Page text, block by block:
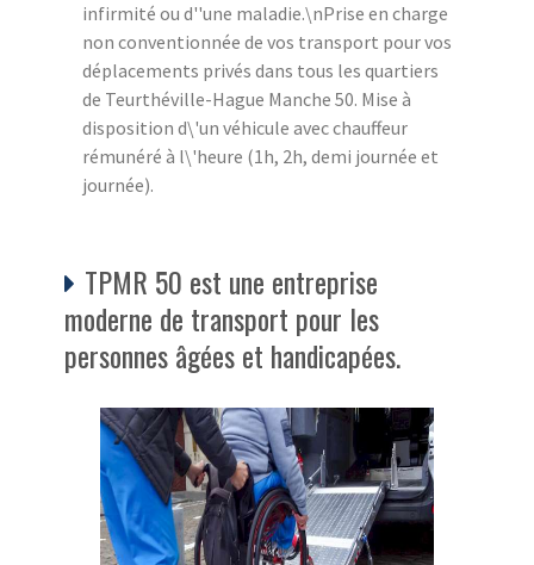
infirmité ou d''une maladie.\nPrise en charge
non conventionnée de vos transport pour vos
déplacements privés dans tous les quartiers
de Teurthéville-Hague Manche 50. Mise à
disposition d\'un véhicule avec chauffeur
rémunéré à l\'heure (1h, 2h, demi journée et
journée).
TPMR 50 est une entreprise
moderne de transport pour les
personnes âgées et handicapées.